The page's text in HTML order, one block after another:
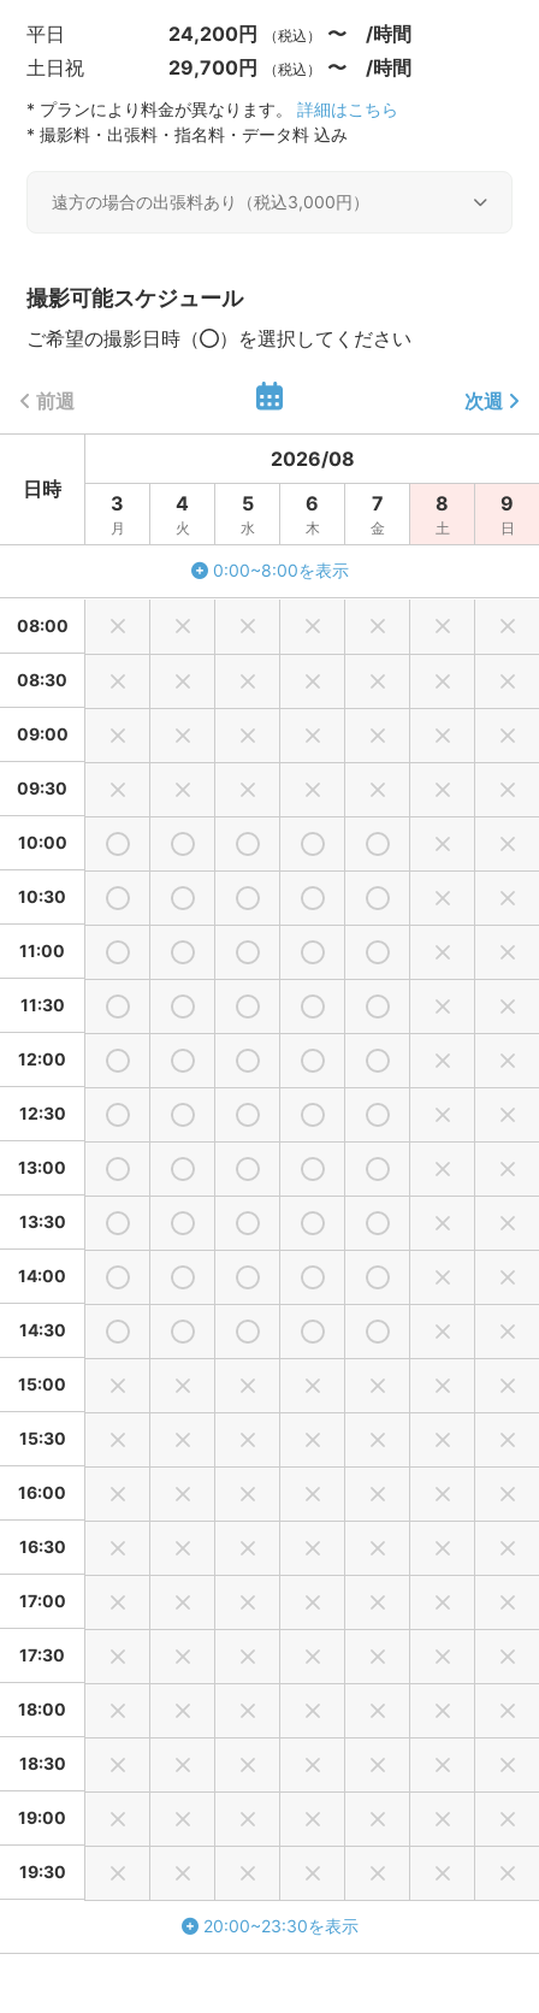
平日 24,200円 （税込）
〜 /時間
土日祝
29,700円 （税込） 〜 /時間
* プランにより料金が異なります。詳細はこちら
* 撮影料・出張料・指名料・データ料 込み
遠方の場合の出張料あり（税込3,000円）
活動エリア内
0円（税込）
活動エリア外
3,000円（税込）
撮影可能スケジュール
ご希望の撮影日時（ ）を選択してください
前週 次週
日時
2026/08
3
月
4
火
5
水
6
木
7
金
8
土
9
日
0:00~8:00を表示
08:00
08:30
09:00
09:30
10:00
10:30
11:00
11:30
12:00
12:30
13:00
13:30
14:00
14:30
15:00
15:30
16:00
16:30
17:00
17:30
18:00
18:30
19:00
19:30
20:00~23:30を表示